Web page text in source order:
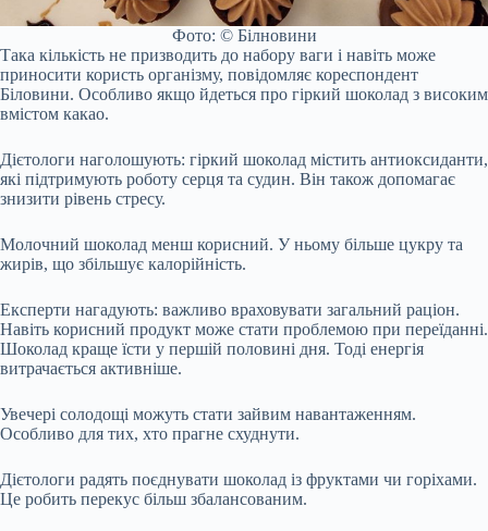
Фото: © Білновини
Така кількість не призводить до набору ваги і навіть може
приносити користь організму, повідомляє кореспондент
Біловини. Особливо якщо йдеться про гіркий шоколад з високим
вмістом какао.
Дієтологи наголошують: гіркий шоколад містить антиоксиданти,
які підтримують роботу серця та судин. Він також допомагає
знизити рівень стресу.
Молочний шоколад менш корисний. У ньому більше цукру та
жирів, що збільшує калорійність.
Експерти нагадують: важливо враховувати загальний раціон.
Навіть корисний продукт може стати проблемою при переїданні.
Шоколад краще їсти у першій половині дня. Тоді енергія
витрачається активніше.
Увечері солодощі можуть стати зайвим навантаженням.
Особливо для тих, хто прагне схуднути.
Дієтологи радять поєднувати шоколад із фруктами чи горіхами.
Це робить перекус більш збалансованим.